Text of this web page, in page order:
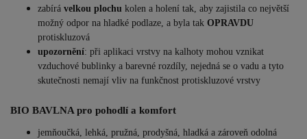
zabírá velkou plochu kolen a holení tak, aby zajistila co největší
možný odpor na hladké podlaze, a byla tak OPRAVDU
protiskluzová
upozornění: při aplikaci vrstvy na kalhoty mohou vznikat
vzduchové bublinky a barevné rozdíly, nejedná se o vadu a tyto
skutečnosti nemají vliv na funkčnost protiskluzové vrstvy
BIO BAVLNA pro pohodlí a komfort
jemňoučká, lehká, pružná, prodyšná, hladká a zároveň odolná